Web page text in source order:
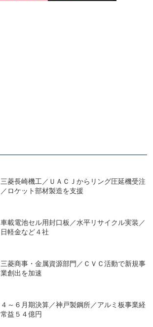
三菱長崎機工／ＵＡＣＪからリング圧延機受注
／ロケット部材製造を支援
車載電池セル用封口板／水平リサイクル実装／
日軽金など４社
三菱商事・金属資源部門／ＣＶＣ活動で新規事
業創出を加速
４～６月期決算／神戸製鋼所／アルミ板事業経
常益５４億円